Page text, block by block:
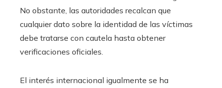
No obstante, las autoridades recalcan que
cualquier dato sobre la identidad de las víctimas
debe tratarse con cautela hasta obtener
verificaciones oficiales.
El interés internacional igualmente se ha